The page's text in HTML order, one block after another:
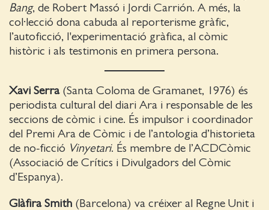
Bang, de Robert Massó i Jordi Carrión. A més, la
col·lecció dona cabuda al reporterisme gràfic,
l’autoficció, l'experimentació gràfica, al còmic
històric i als testimonis en primera persona.
Xavi Serra(Santa Coloma de Gramanet, 1976) és
periodista cultural del diari Ara i responsable de les
seccions de còmic i cine. És impulsor i coordinador
del Premi Ara de Còmic i de l’antologia d’historieta
de no-ficció Vinyetari. És membre de l’ACDCòmic
(Associació de Crítics i Divulgadors del Còmic
d’Espanya).
Glàfira Smith (Barcelona) va créixer al Regne Unit i